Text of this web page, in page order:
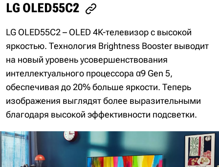
LG OLED55C2
LG OLED55C2 – OLED 4K-телевизор с высокой
яркостью. Технология Brightness Booster выводит
на новый уровень усовершенствования
интеллектуального процессора α9 Gen 5,
обеспечивая до 20% больше яркости. Теперь
изображения выглядят более выразительными
благодаря высокой эффективности подсветки.